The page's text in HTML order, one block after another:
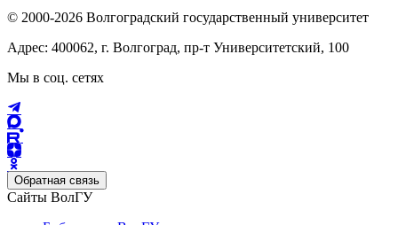
© 2000-2026 Волгоградский государственный университет
Адрес: 400062, г. Волгоград, пр-т Университетский, 100
Мы в соц. сетях
Обратная связь
Сайты ВолГУ